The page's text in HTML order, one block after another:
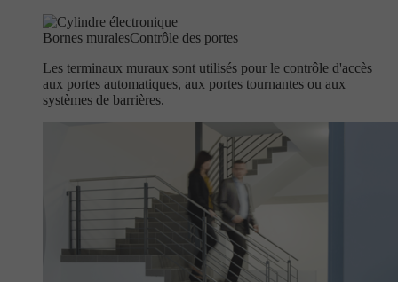
Bornes muralesContrôle des portes
Les terminaux muraux sont utilisés pour le contrôle d'accès
aux portes automatiques, aux portes tournantes ou aux
systèmes de barrières.